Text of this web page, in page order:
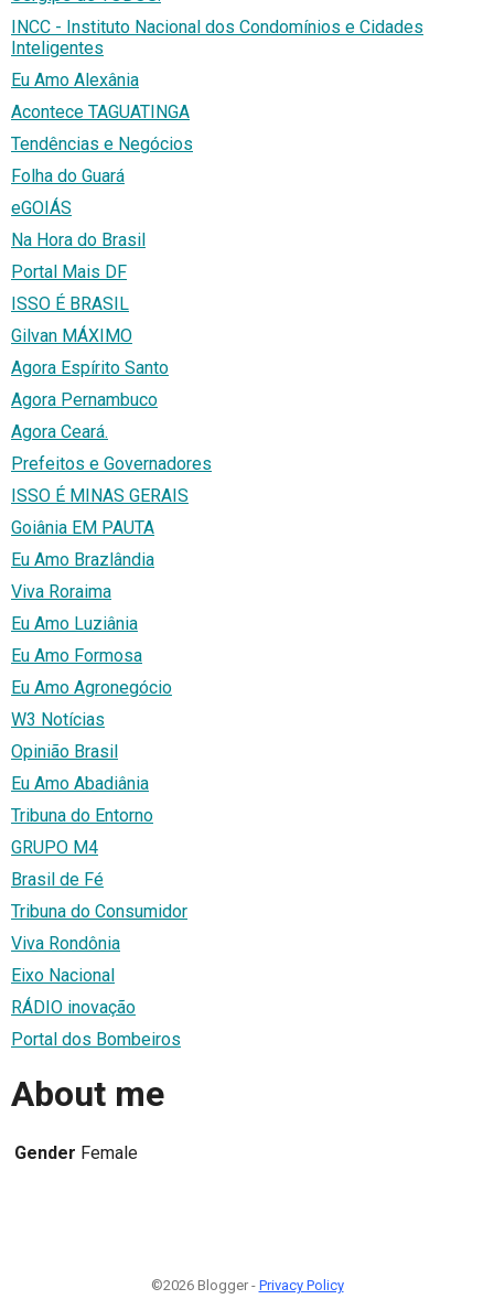
INCC - Instituto Nacional dos Condomínios e Cidades
Inteligentes
Eu Amo Alexânia
Acontece TAGUATINGA
Tendências e Negócios
Folha do Guará
eGOIÁS
Na Hora do Brasil
Portal Mais DF
ISSO É BRASIL
Gilvan MÁXIMO
Agora Espírito Santo
Agora Pernambuco
Agora Ceará.
Prefeitos e Governadores
ISSO É MINAS GERAIS
Goiânia EM PAUTA
Eu Amo Brazlândia
Viva Roraima
Eu Amo Luziânia
Eu Amo Formosa
Eu Amo Agronegócio
W3 Notícias
Opinião Brasil
Eu Amo Abadiânia
Tribuna do Entorno
GRUPO M4
Brasil de Fé
Tribuna do Consumidor
Viva Rondônia
Eixo Nacional
RÁDIO inovação
Portal dos Bombeiros
About me
Gender Female
©2026 Blogger - Privacy Policy